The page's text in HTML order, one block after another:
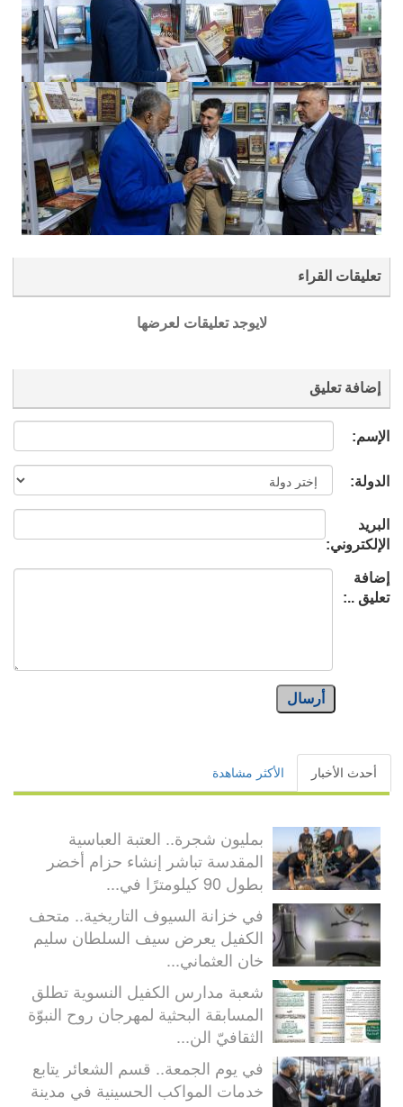
تعليقات القراء
لايوجد تعليقات لعرضها
إضافة تعليق
الإسم:
الدولة:
البريد
الإلكتروني:
إضافة
تعليق ..:
أرسال
أحدث الأخبار الأكثر مشاهدة
بمليون شجرة.. العتبة العباسية
المقدسة تباشر إنشاء حزام أخضر
بطول 90 كيلومترًا في...
في خزانة السيوف التاريخية.. متحف
الكفيل يعرض سيف السلطان سليم
خان العثماني...
شعبة مدارس الكفيل النسوية تطلق
المسابقة البحثية لمهرجان روح النبوّة
الثقافيّ الن...
في يوم الجمعة.. قسم الشعائر يتابع
خدمات المواكب الحسينية في مدينة